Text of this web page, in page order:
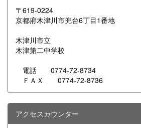
〒619-0224
京都府木津川市兜台6丁目1番地
木津川市立
木津第二中学校
電話 0774-72-8734
ＦＡＸ 0774-72-8736
アクセスカウンター